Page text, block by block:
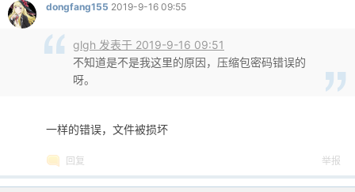
dongfang155 2019-9-16 09:55
glgh 发表于 2019-9-16 09:51
不知道是不是我这里的原因，压缩包密码错误的
呀。
一样的错误，文件被损坏
回复 举报